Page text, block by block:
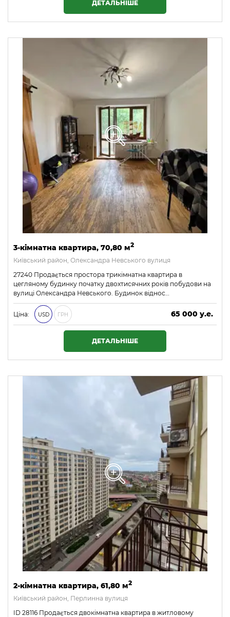
ДЕТАЛЬНІШЕ
3-кімнатна квартира, 70,80 м2
Київський район, Олександра Невського вулиця
27240 Продається простора трикімнатна квартира в
цегляному будинку початку двохтисячних років побудови на
вулиці Олександра Невського. Будинок віднос…
Ціна: USD ГРН
65 000 у.е.
2 795 000 ₴
ДЕТАЛЬНІШЕ
2-кімнатна квартира, 61,80 м2
Київський район, Перлинна вулиця
ID 28116 Продається двокімнатна квартира в житловому